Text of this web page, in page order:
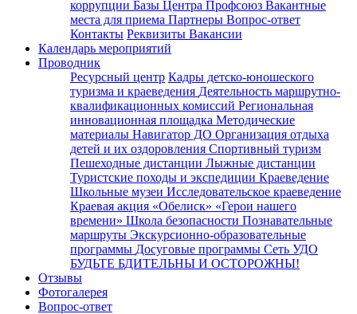
коррупции Базы Центра Профсоюз Вакантные
места для приема Партнеры Вопрос-ответ
Контакты Реквизиты Вакансии
Календарь мероприятий
Проводник
Ресурсный центр Кадры детско-юношеского
туризма и краеведения Деятельность маршрутно-
квалификационных комиссий Региональная
инновационная площадка Методические
материалы Навигатор ДО Организация отдыха
детей и их оздоровления Спортивный туризм
Пешеходные дистанции Лыжные дистанции
Туристские походы и экспедиции Краеведение
Школьные музеи Исследовательское краеведение
Краевая акция «Обелиск» «Герои нашего
времени» Школа безопасности Познавательные
маршруты Экскурсионно-образовательные
программы Досуговые программы Сеть УДО
БУДЬТЕ БДИТЕЛЬНЫ И ОСТОРОЖНЫ!
Отзывы
Фотогалерея
Вопрос-ответ